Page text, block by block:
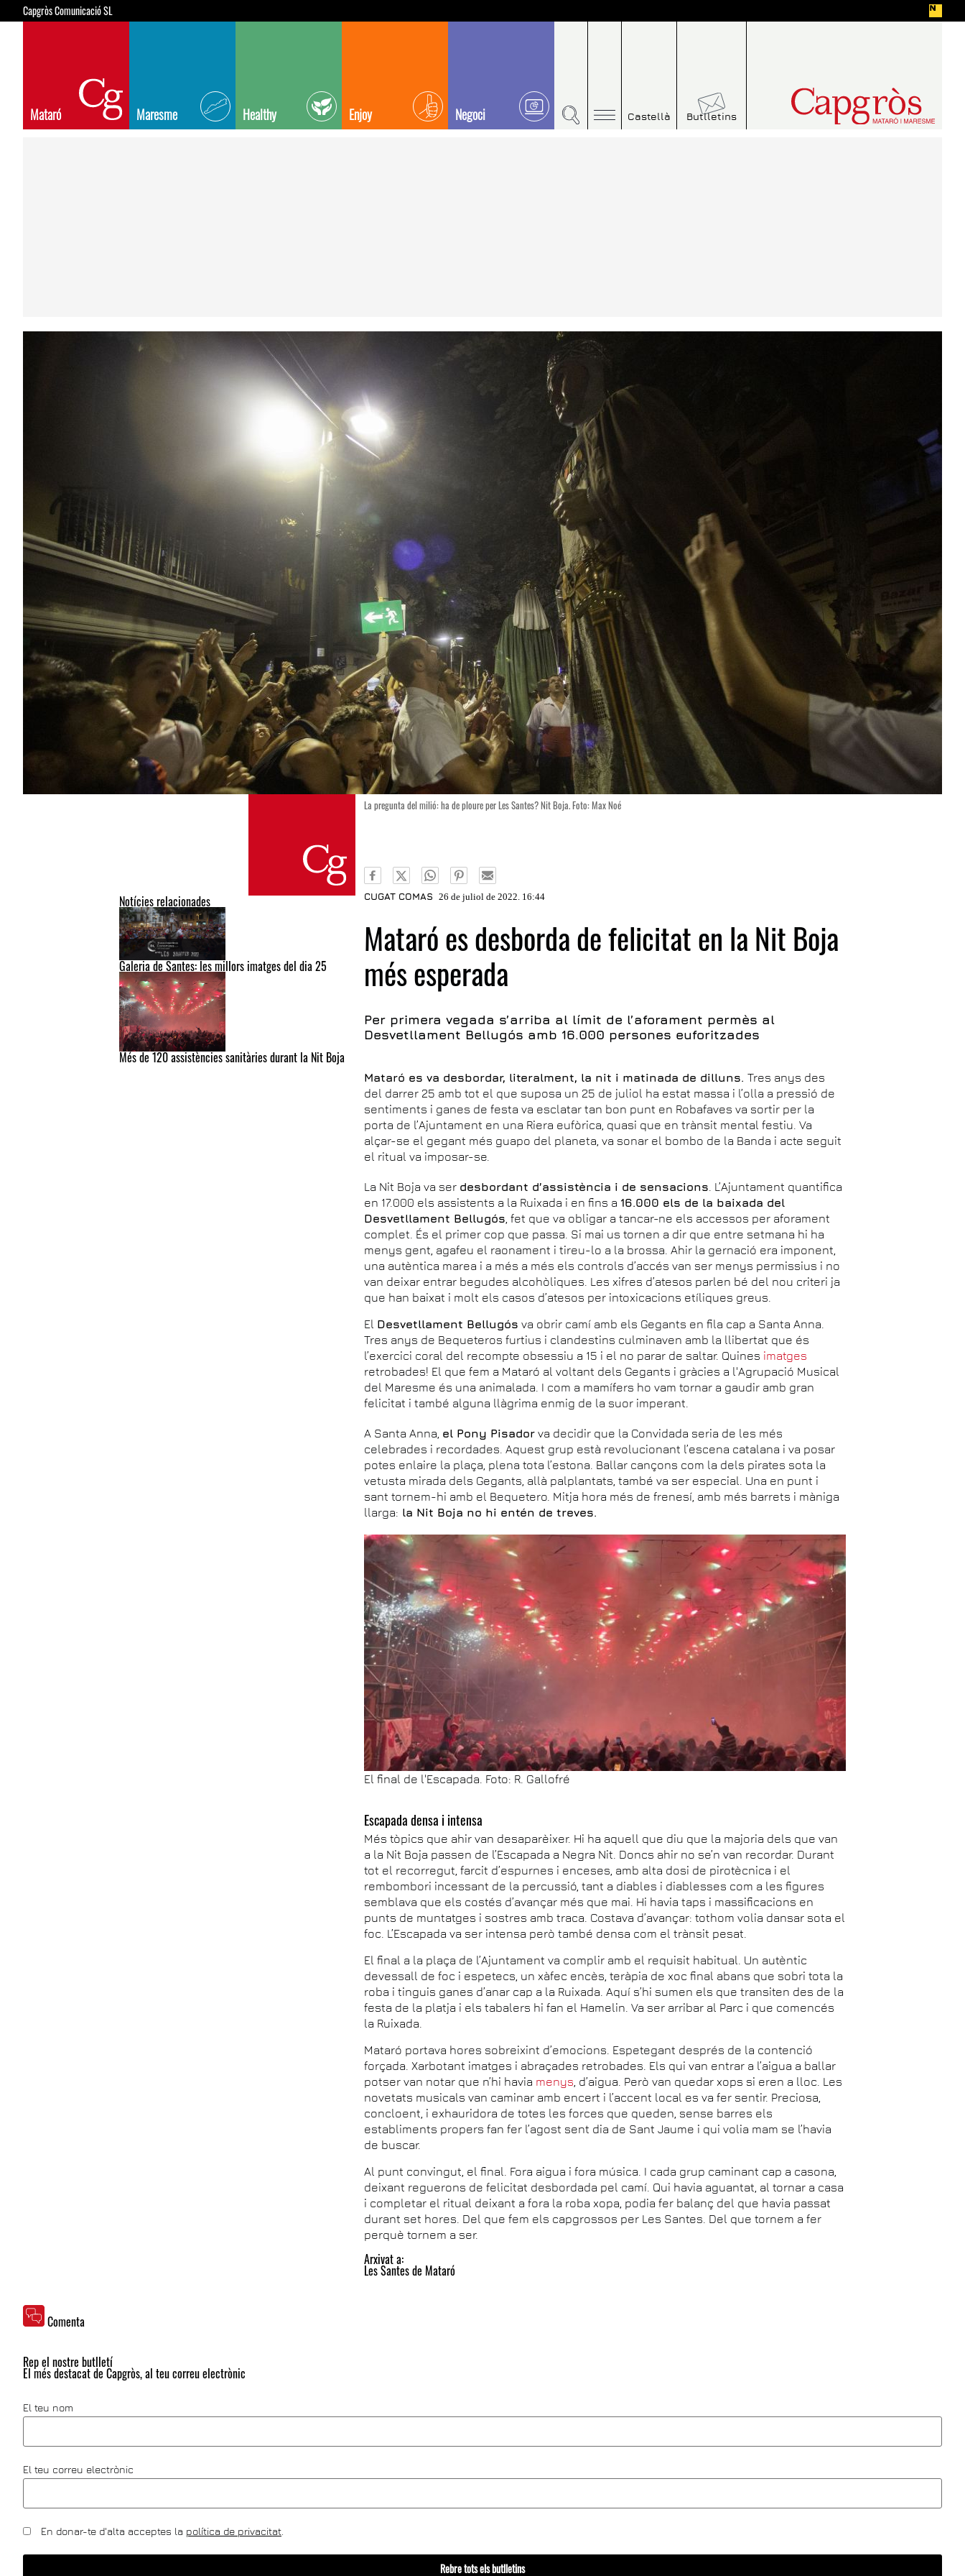
Capgròs Comunicació SL
Mataró Maresme Healthy Enjoy Negoci Castellà Butlletins
Notícies relacionades
Galeria de Santes: les millors imatges del dia 25
Més de 120 assistències sanitàries durant la Nit Boja
La pregunta del milió: ha de ploure per Les Santes? Nit Boja. Foto: Max Noé
CUGAT COMAS 26 de juliol de 2022. 16:44
Mataró es desborda de felicitat en la Nit Boja
més esperada
Per primera vegada s’arriba al límit de l’aforament permès al
Desvetllament Bellugós amb 16.000 persones euforitzades
Mataró es va desbordar, literalment, la nit i matinada de dilluns.Tres anys des
del darrer 25 amb tot el que suposa un 25 de juliol ha estat massa i l’olla a pressió de
sentiments i ganes de festa va esclatar tan bon punt en Robafaves va sortir per la
porta de l’Ajuntament en una Riera eufòrica, quasi que en trànsit mental festiu. Va
alçar-se el gegant més guapo del planeta, va sonar el bombo de la Banda i acte seguit
el ritual va imposar-se.
La Nit Boja va ser desbordant d’assistència i de sensacions . L’Ajuntament quantifica
en 17.000 els assistents a la Ruixada i en fins a 16.000 els de la baixada del
Desvetllament Bellugós , fet que va obligar a tancar-ne els accessos per aforament
complet. És el primer cop que passa. Si mai us tornen a dir que entre setmana hi ha
menys gent, agafeu el raonament i tireu-lo a la brossa. Ahir la gernació era imponent,
una autèntica marea i a més a més els controls d’accés van ser menys permissius i no
van deixar entrar begudes alcohòliques. Les xifres d’atesos parlen bé del nou criteri ja
que han baixat i molt els casos d’atesos per intoxicacions etíliques greus.
El Desvetllament Bellugós va obrir camí amb els Gegants en fila cap a Santa Anna.
Tres anys de Bequeteros furtius i clandestins culminaven amb la llibertat que és
l’exercici coral del recompte obsessiu a 15 i el no parar de saltar. Quines imatges
retrobades! El que fem a Mataró al voltant dels Gegants i gràcies a l'Agrupació Musical
del Maresme és una animalada. I com a mamífers ho vam tornar a gaudir amb gran
felicitat i també alguna llàgrima enmig de la suor imperant.
A Santa Anna, el Pony Pisador va decidir que la Convidada seria de les més
celebrades i recordades. Aquest grup està revolucionant l’escena catalana i va posar
potes enlaire la plaça, plena tota l’estona. Ballar cançons com la dels pirates sota la
vetusta mirada dels Gegants, allà palplantats, també va ser especial. Una en punt i
sant tornem-hi amb el Bequetero. Mitja hora més de frenesí, amb més barrets i màniga
llarga: la Nit Boja no hi entén de treves.
El final de l'Escapada. Foto: R. Gallofré
Escapada densa i intensa
Més tòpics que ahir van desaparèixer. Hi ha aquell que diu que la majoria dels que van
a la Nit Boja passen de l’Escapada a Negra Nit. Doncs ahir no se’n van recordar. Durant
tot el recorregut, farcit d’espurnes i enceses, amb alta dosi de pirotècnica i el
rembombori incessant de la percussió, tant a diables i diablesses com a les figures
semblava que els costés d’avançar més que mai. Hi havia taps i massificacions en
punts de muntatges i sostres amb traca. Costava d’avançar: tothom volia dansar sota el
foc. L’Escapada va ser intensa però també densa com el trànsit pesat.
El final a la plaça de l’Ajuntament va complir amb el requisit habitual. Un autèntic
devessall de foc i espetecs, un xàfec encès, teràpia de xoc final abans que sobri tota la
roba i tinguis ganes d’anar cap a la Ruixada. Aquí s’hi sumen els que transiten des de la
festa de la platja i els tabalers hi fan el Hamelin. Va ser arribar al Parc i que comencés
la Ruixada.
Mataró portava hores sobreixint d’emocions. Espetegant després de la contenció
forçada. Xarbotant imatges i abraçades retrobades. Els qui van entrar a l’aigua a ballar
potser van notar que n’hi havia menys , d’aigua. Però van quedar xops si eren a lloc. Les
novetats musicals van caminar amb encert i l’accent local es va fer sentir. Preciosa,
concloent, i exhauridora de totes les forces que queden, sense barres els
establiments propers fan fer l’agost sent dia de Sant Jaume i qui volia mam se l’havia
de buscar.
Al punt convingut, el final. Fora aigua i fora música. I cada grup caminant cap a casona,
deixant reguerons de felicitat desbordada pel camí. Qui havia aguantat, al tornar a casa
i completar el ritual deixant a fora la roba xopa, podia fer balanç del que havia passat
durant set hores. Del que fem els capgrossos per Les Santes. Del que tornem a fer
perquè tornem a ser.
Arxivat a:
Les Santes de Mataró
Comenta
Rep el nostre butlletí
El més destacat de Capgròs, al teu correu electrònic
El teu nom
El teu correu electrònic
En donar-te d'alta acceptes la política de privacitat
Rebre tots els butlletins